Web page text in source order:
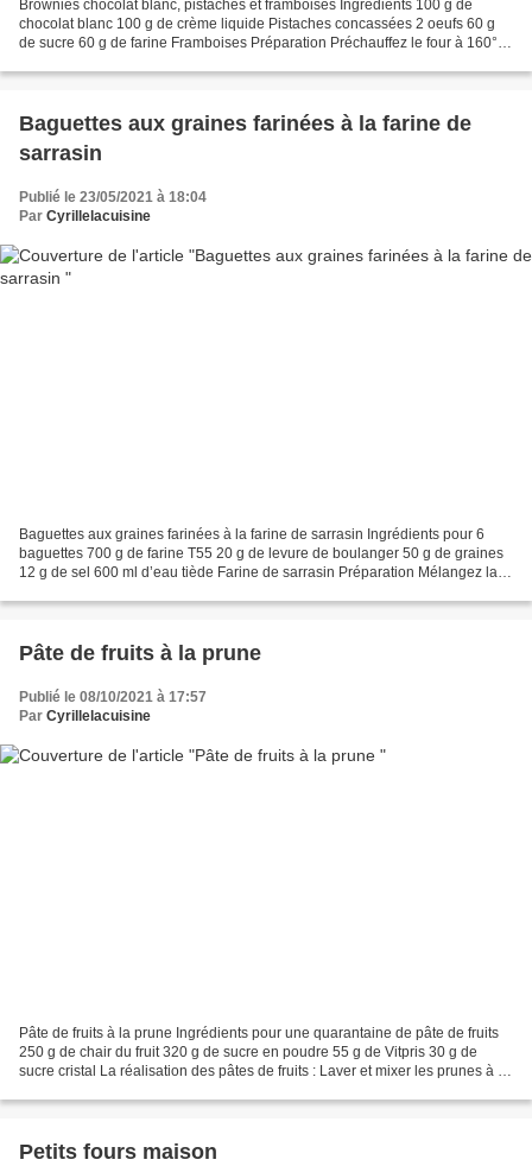
Brownies chocolat blanc, pistaches et framboises Ingrédients 100 g de
chocolat blanc 100 g de crème liquide Pistaches concassées 2 oeufs 60 g
de sucre 60 g de farine Framboises Préparation Préchauffez le four à 160°C
Baguettes aux graines farinées à la farine de
sarrasin
Publié le 23/05/2021 à 18:04
Par Cyrillelacuisine
Baguettes aux graines farinées à la farine de sarrasin Ingrédients pour 6
baguettes 700 g de farine T55 20 g de levure de boulanger 50 g de graines
12 g de sel 600 ml d’eau tiède Farine de sarrasin Préparation Mélangez la
Pâte de fruits à la prune
Publié le 08/10/2021 à 17:57
Par Cyrillelacuisine
Pâte de fruits à la prune Ingrédients pour une quarantaine de pâte de fruits
250 g de chair du fruit 320 g de sucre en poudre 55 g de Vitpris 30 g de
sucre cristal La réalisation des pâtes de fruits : Laver et mixer les prunes à la
Petits fours maison